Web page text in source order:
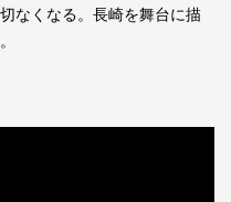
なくなる。長崎を舞台に描